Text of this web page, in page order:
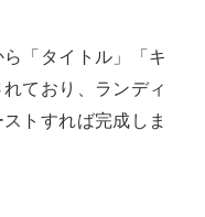
「タイトル」「キ
ており、ランディ
トすれば完成しま